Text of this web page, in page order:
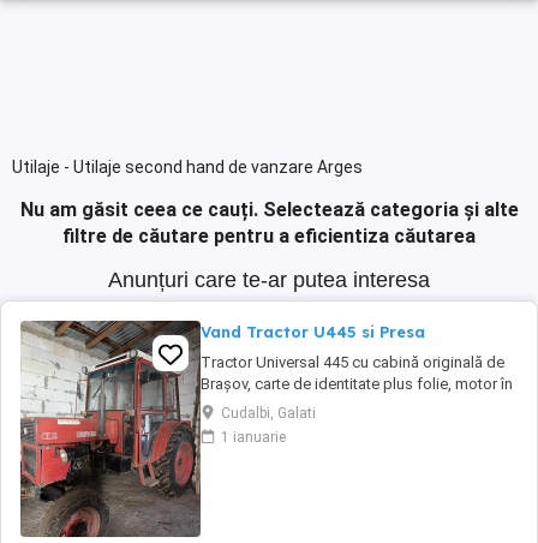
Utilaje - Utilaje second hand de vanzare Arges
Nu am găsit ceea ce cauți. Selectează categoria și alte
filtre de căutare pentru a eficientiza căutarea
Anunțuri care te-ar putea interesa
Vand Tractor U445 si Presa
Tractor Universal 445 cu cabină originală de
Brașov, carte de identitate plus folie, motor în
trei pistoane si compresor. An fabricație 2002
Două manete distanță mare la cutie, ambreiaj
la mână pe priză, servodirecție originală
Cudalbi, Galati
1 ianuarie